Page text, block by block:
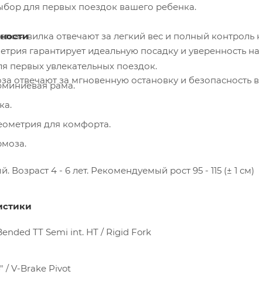
для первых поездок вашего ребенка.
вилка отвечают за легкий вес и полный контроль
гарантирует идеальную посадку и уверенность на
отвечают за мгновенную остановку и безопасность
первых увлекательных поездок.
рама.
для комфорта.
Возраст 4 - 6 лет. Рекомендуемый рост 95 - 115 (± 1 см)
TT Semi int. HT / Rigid Fork
/ V-Brake Pivot